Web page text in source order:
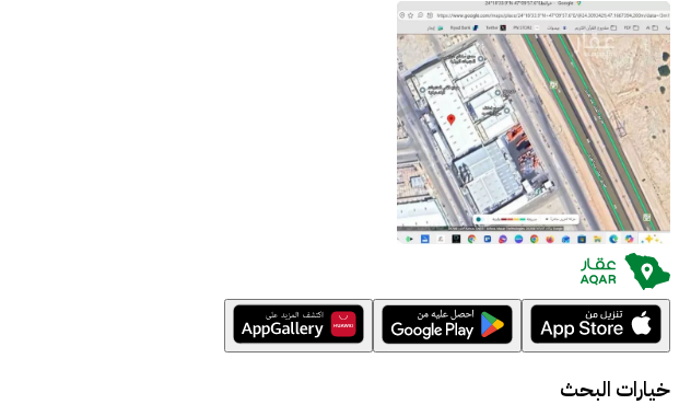
خيارات البحث